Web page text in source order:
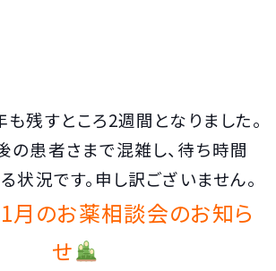
残すところ2週間となりました。
患者さまで混雑し、待ち時間
状況です。申し訳ございません。
月のお薬相談会のお知ら
せ